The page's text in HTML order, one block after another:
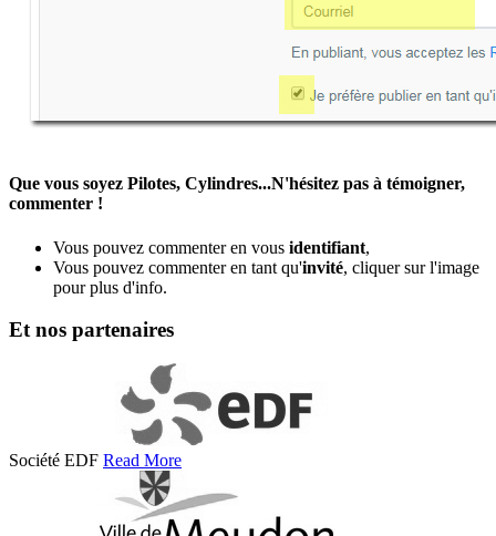
Que vous soyez Pilotes, Cylindres...N'hésitez pas à témoigner,
commenter !
Vous pouvez commenter en vous identifiant,
Vous pouvez commenter en tant qu'invité, cliquer sur l'image
pour plus d'info.
Et nos partenaires
Société EDF Read More